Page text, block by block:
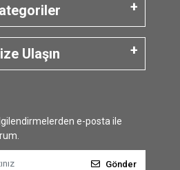
Ulaşın
e-posta ile
Gönder